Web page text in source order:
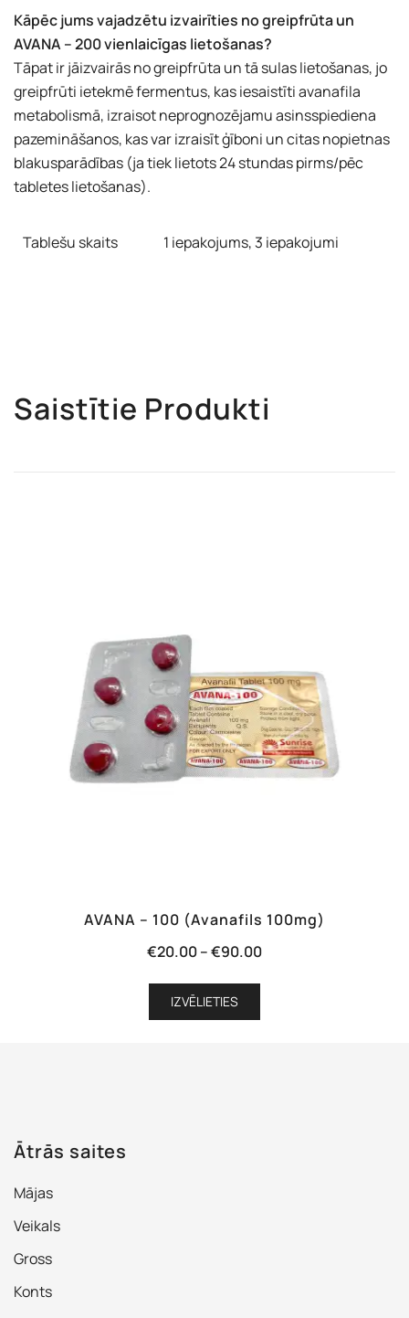
Kāpēc jums vajadzētu izvairīties no greipfrūta un
AVANA – 200 vienlaicīgas lietošanas?
Tāpat ir jāizvairās no greipfrūta un tā sulas lietošanas, jo
greipfrūti ietekmē fermentus, kas iesaistīti avanafila
metabolismā, izraisot neprognozējamu asinsspiediena
pazemināšanos, kas var izraisīt ģīboni un citas nopietnas
blakusparādības (ja tiek lietots 24 stundas pirms/pēc
tabletes lietošanas).
Tablešu skaits 1 iepakojums, 3 iepakojumi
Saistītie Produkti
AVANA – 100 (Avanafils 100mg)
€20.00–€90.00Price
IZVĒLIETIES
This
Ātrās saites
Mājas
Veikals
Gross
Konts